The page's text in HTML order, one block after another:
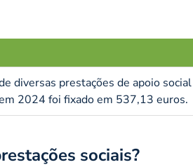
diversas prestações de apoio social
2024 foi fixado em 537,13 euros.
sociais?